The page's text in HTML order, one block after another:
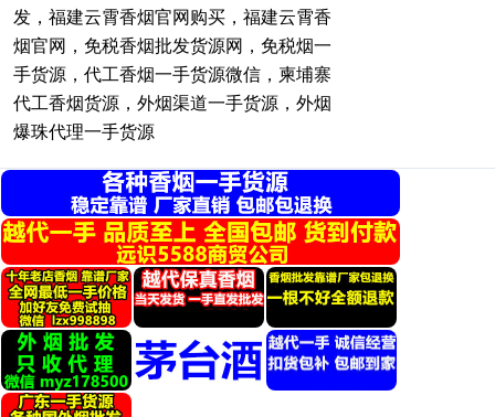
发，福建云霄香烟官网购买，福建云霄香
烟官网，免税香烟批发货源网，免税烟一
手货源，代工香烟一手货源微信，柬埔寨
代工香烟货源，外烟渠道一手货源，外烟
爆珠代理一手货源